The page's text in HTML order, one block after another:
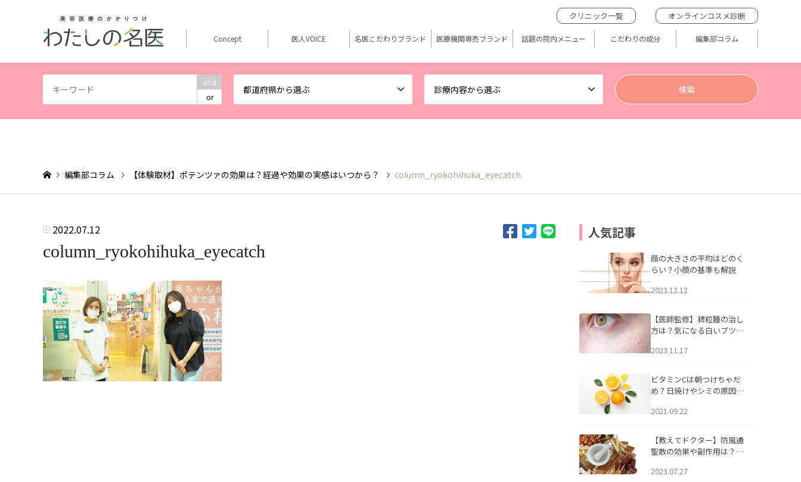
and
or
都道府県から選ぶ 診療内容から選ぶ
クリニック一覧 オンラインコスメ診断
Concept 医人VOICE 名医こだわりブランド 医療機関専売ブランド 話題の院内メニュー こだわりの成分 編集部コラム
編集部コラム 【体験取材】ポテンツァの効果は？経過や効果の実感はいつから？ column_ryokohihuka_eyecatch
2022.07.12
column_ryokohihuka_eyecatch
人気記事
顔の大きさの平均はどのく
らい？小顔の基準も解説
2023.12.12
【医師監修】稗粒腫の治し
方は？気になる白いブツブ
アについて
2023.11.17
ビタミンCは朝つけちゃだ
め？日焼けやシミの原因に
2021.09.22
【教えてドクター】防風通
聖散の効果や副作用は？長
2023.07.27